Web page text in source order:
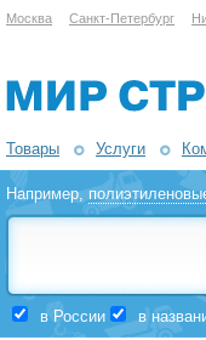
Москва Санкт-Петербург
Товары Услуги
Например,
в России в